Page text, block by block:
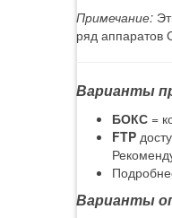
Примечание:
ряд аппаратов
Варианты
БОКС =
FTP
Варианты